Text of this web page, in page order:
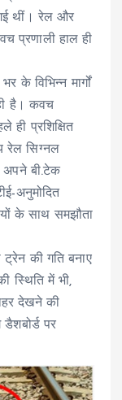
गई थीं। रेल और
प्रणाली हाल ही
के विभिन्न मार्गों
है। कवच
ही प्रशिक्षित
रेल सिग्नल
अपने बी.टेक
अनुमोदित
के साथ समझौता
की गति बनाए
स्थिति में भी,
देखने की
पर